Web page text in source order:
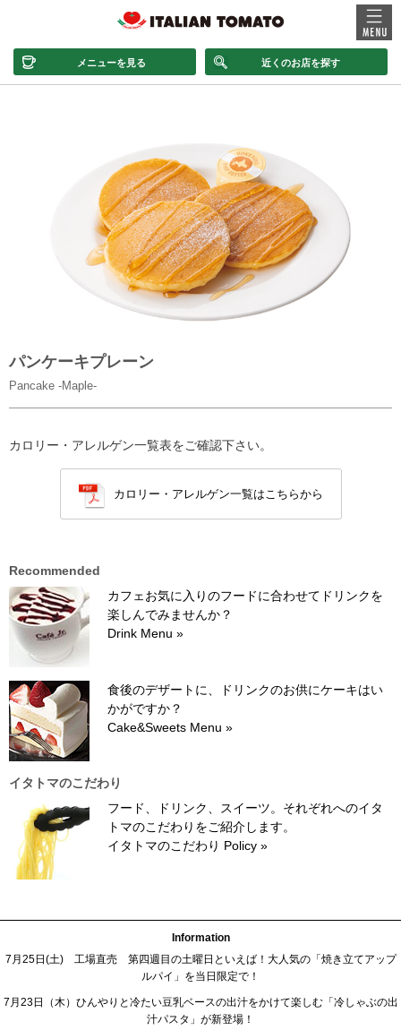
メニューを見る 近くのお店を探す
パンケーキプレーン
Pancake -Maple-
カロリー・アレルゲン一覧表をご確認下さい。
カロリー・アレルゲン一覧はこちらから
Recommended
カフェお気に入りのフードに合わせてドリンクを
楽しんでみませんか？
Drink Menu »
食後のデザートに、ドリンクのお供にケーキはい
かがですか？
Cake&Sweets Menu »
イタトマのこだわり
フード、ドリンク、スイーツ。それぞれへのイタ
トマのこだわりをご紹介します。
イタトマのこだわり Policy »
Information
7月25日(土) 工場直売 第四週目の土曜日といえば！大人気の「焼き立てアップ
ルパイ」を当日限定で！
7月23日（木）ひんやりと冷たい豆乳ベースの出汁をかけて楽しむ「冷しゃぶの出
汁パスタ」が新登場！